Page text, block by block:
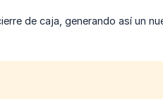
de caja, generando así un